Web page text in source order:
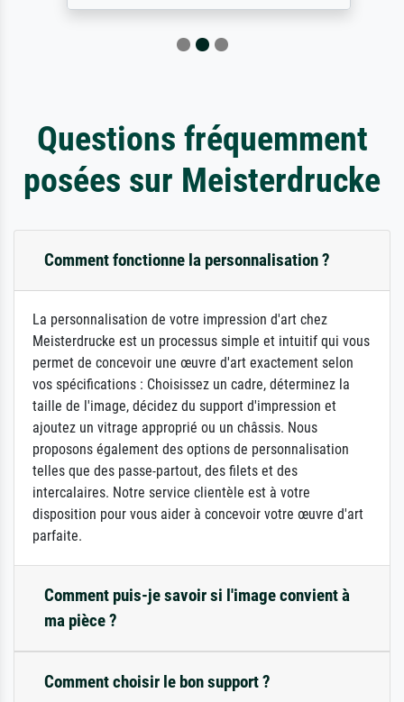
Questions fréquemment
posées sur Meisterdrucke
Comment fonctionne la personnalisation ?
La personnalisation de votre impression d'art chez
Meisterdrucke est un processus simple et intuitif qui vous
permet de concevoir une œuvre d'art exactement selon
vos spécifications : Choisissez un cadre, déterminez la
taille de l'image, décidez du support d'impression et
ajoutez un vitrage approprié ou un châssis. Nous
proposons également des options de personnalisation
telles que des passe-partout, des filets et des
intercalaires. Notre service clientèle est à votre
disposition pour vous aider à concevoir votre œuvre d'art
parfaite.
Comment puis-je savoir si l'image convient à
ma pièce ?
Comment choisir le bon support ?